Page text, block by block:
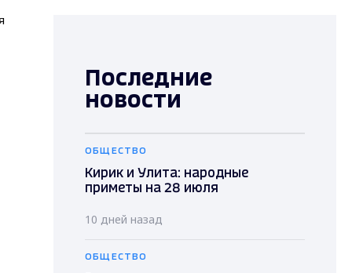
Последние
новости
ОБЩЕСТВО
Кирик и Улита: народные
приметы на 28 июля
10 дней назад
ОБЩЕСТВО